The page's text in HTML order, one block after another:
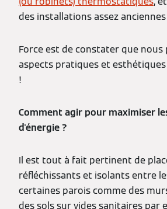
des installations assez anciennes
Force est de constater que nous
aspects pratiques et esthétiques
!
Comment agir pour maximiser
d'énergie ?
Il est tout à fait pertinent de
réfléchissants et isolants entre
certaines parois comme des
des sols sur vides sanitaires par